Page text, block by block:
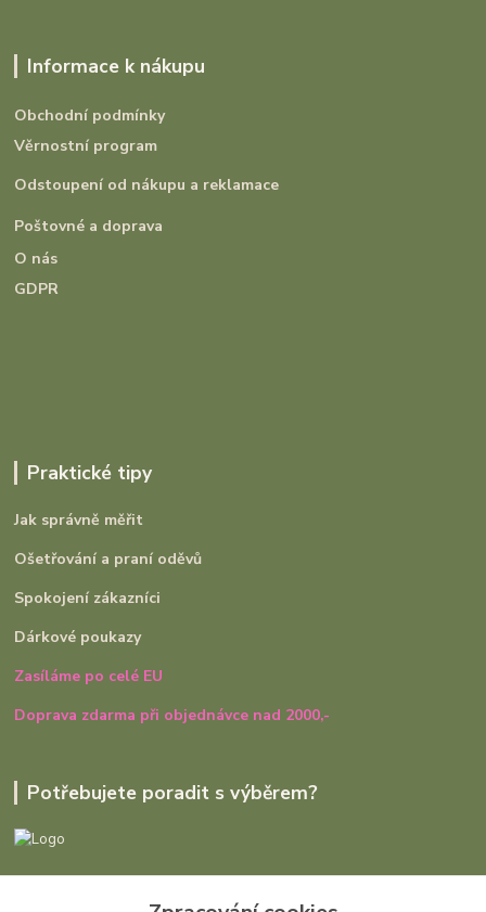
Informace k nákupu
Obchodní podmínky
Věrnostní program
Odstoupení od nákupu a reklamace
Poštovné a doprava
O nás
GDPR
Praktické tipy
Jak správně měřit
Ošetřování a praní oděvů
Spokojení zákazníci
Dárkové poukazy
Zasíláme po celé EU
Doprava zdarma při objednávce nad 2000,-
Potřebujete poradit s výběrem?